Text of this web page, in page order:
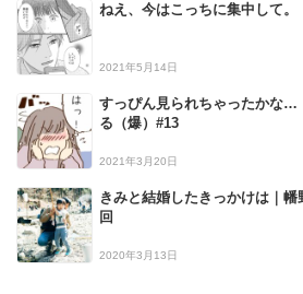
ねえ、今はこっちに集中して
2021年5月14日
すっぴん見られちゃったかな…
る（爆）#13
2021年3月20日
きみと結婚したきっかけは｜
回
2020年3月13日